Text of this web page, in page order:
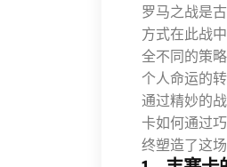
罗马之战是
方式在此战
全不同的策
个人命运的
通过精妙的
卡如何通过
终塑造了这